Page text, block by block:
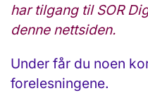
har tilgang til SOR
denne nettsiden.
Under får du noen
forelesningene.